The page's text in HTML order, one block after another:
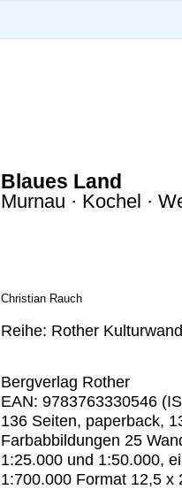
Blaues Land
Murnau · Kochel ·
Christian Rauch
Reihe: Rother
Bergverlag Rother
EAN: 9783763330546
136 Seiten, paperback,
Farbabbildungen 25
1:25.000 und 1:50.000,
1:700.000 Format 12,5 x